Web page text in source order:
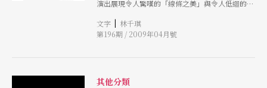
演出展現令人驚嘆的「線條之美」與令人低迴的劇
再度為本劇將崑曲服裝的意境與美感更推向簡雅清
麗，在工筆白描繡樣的背後，展示了一幅幅活現於
文字 | 林千琪
第196期 / 2009年04月號
其他分類